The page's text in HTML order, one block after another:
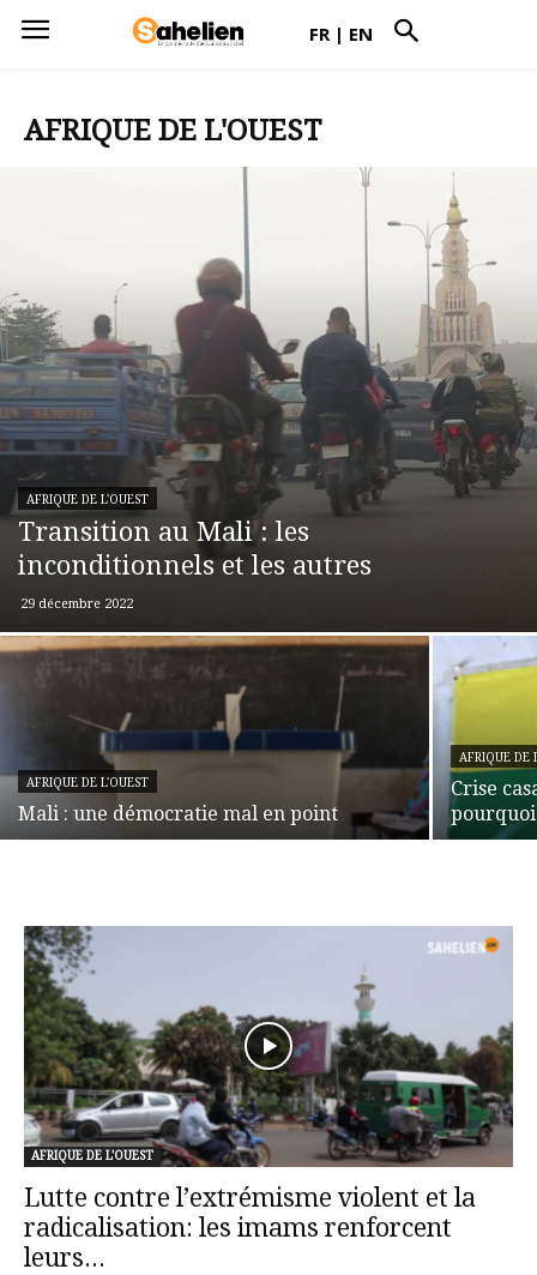
FR | EN
AFRIQUE DE L'OUEST
AFRIQUE DE L'OUEST
Transition au Mali : les
inconditionnels et les autres
29 décembre 2022
AFRIQUE DE L'OUEST
Mali : une démocratie mal en point
AFRIQUE DE
Crise
pourquoi
AFRIQUE DE L'OUEST
Lutte contre l’extrémisme violent et la
radicalisation: les imams renforcent
leurs...